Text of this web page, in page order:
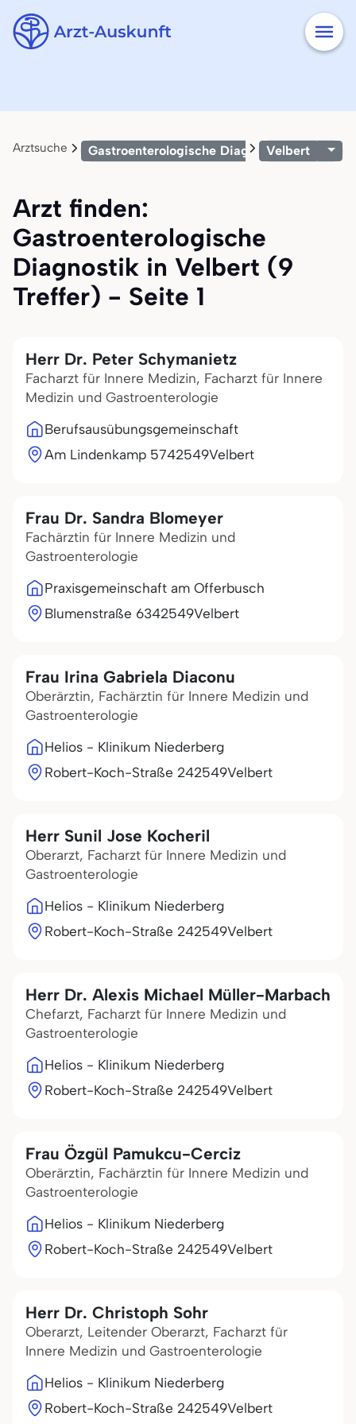
Arztsuche Gastroenterologische DiagnostikVelbert
Arzt finden:
Gastroenterologische
Diagnostik in Velbert (9
Treffer) - Seite 1
Herr Dr. Peter Schymanietz
Facharzt für Innere Medizin, Facharzt für Innere
Medizin und Gastroenterologie
Berufsausübungsgemeinschaft
Am Lindenkamp 5742549Velbert
Frau Dr. Sandra Blomeyer
Fachärztin für Innere Medizin und
Gastroenterologie
Praxisgemeinschaft am Offerbusch
Blumenstraße 6342549Velbert
Frau Irina Gabriela Diaconu
Oberärztin, Fachärztin für Innere Medizin und
Gastroenterologie
Helios - Klinikum Niederberg
Robert-Koch-Straße 242549Velbert
Herr Sunil Jose Kocheril
Oberarzt, Facharzt für Innere Medizin und
Gastroenterologie
Helios - Klinikum Niederberg
Robert-Koch-Straße 242549Velbert
Herr Dr. Alexis Michael Müller-Marbach
Chefarzt, Facharzt für Innere Medizin und
Gastroenterologie
Helios - Klinikum Niederberg
Robert-Koch-Straße 242549Velbert
Frau Özgül Pamukcu-Cerciz
Oberärztin, Fachärztin für Innere Medizin und
Gastroenterologie
Helios - Klinikum Niederberg
Robert-Koch-Straße 242549Velbert
Herr Dr. Christoph Sohr
Oberarzt, Leitender Oberarzt, Facharzt für
Innere Medizin und Gastroenterologie
Helios - Klinikum Niederberg
Robert-Koch-Straße 242549Velbert